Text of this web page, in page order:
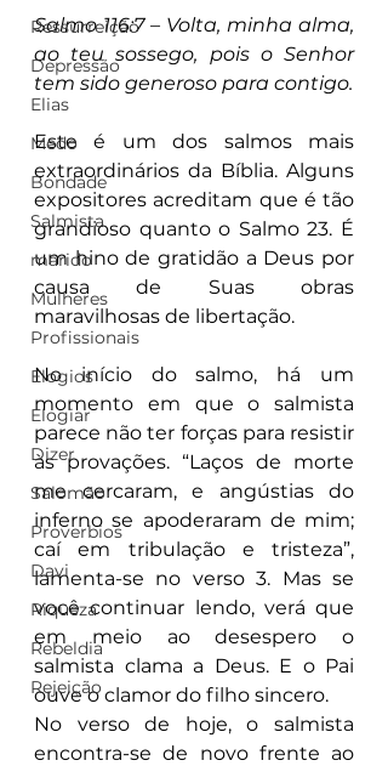
Ressurreição
Depressão
Elias
Medo
Bondade
Salmista
marido
Mulheres
Profissionais
Elogios
Elogiar
Dizer
Salomão
Proverbios
Davi
Riqueza
Rebeldia
Rejeição
Salmo 116:7 – Volta, minha alma,
ao teu sossego, pois o Senhor
tem sido generoso para contigo.
Este é um dos salmos mais
extraordinários da Bíblia. Alguns
expositores acreditam que é tão
grandioso quanto o Salmo 23. É
um hino de gratidão a Deus por
causa de Suas obras
maravilhosas de libertação.
No início do salmo, há um
momento em que o salmista
parece não ter forças para resistir
às provações. “Laços de morte
me cercaram, e angústias do
inferno se apoderaram de mim;
caí em tribulação e tristeza”,
lamenta-se no verso 3. Mas se
você continuar lendo, verá que
em meio ao desespero o
salmista clama a Deus. E o Pai
ouve o clamor do filho sincero.
No verso de hoje, o salmista
encontra-se de novo frente ao